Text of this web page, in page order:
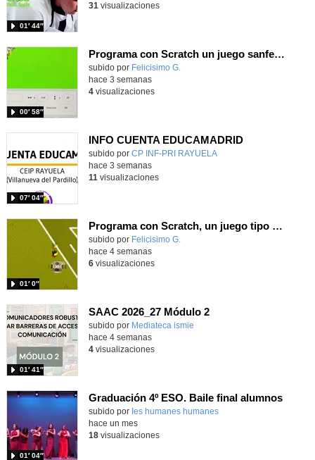
01′ 44″
31 visualizaciones
Programa con Scratch un juego sanferminero con Mikel Merino evitando toros y dando toques al balón.
Contenido educativo.
subido por Felicisimo G.
00′ 58″
hace 3 semanas
4visualizaciones
INFO CUENTA EDUCAMADRID
subido por CP INF-PRI RAYUELA
07′ 04″
-
hace 3 semanas
11 visualizaciones
Programa con Scratch, un juego tipo frontón para vivir los cuartos de final contra Bélgica
Contenido educativo.
subido por Felicisimo G.
01′ 0″
hace 4 semanas
6visualizaciones
SAAC 2026_27 Módulo 2
subido por Mediateca ismie
01′ 41″
hace 4 semanas
4visualizaciones
Graduación 4º ESO. Baile final alumnos
subido por Ies humanes humanes
01′ 04″
-
hace un mes
18visualizaciones